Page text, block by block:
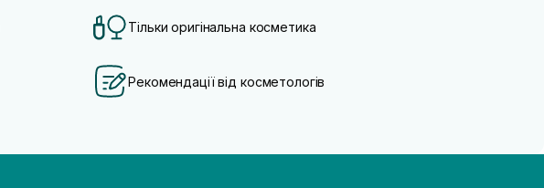
Тільки оригінальна косметика
Рекомендації від косметологів